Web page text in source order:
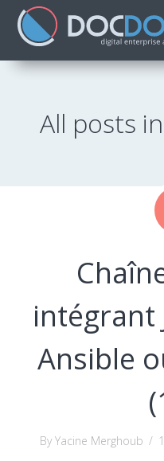
All posts
intégrant
Ansible
By Yacine Merghoub /